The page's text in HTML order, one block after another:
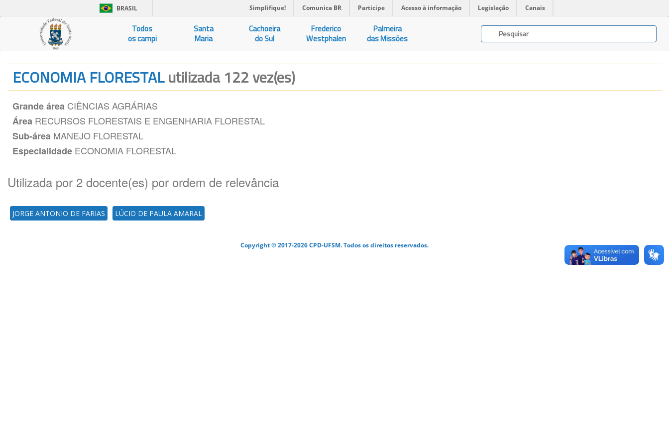
BRASIL Simplifique! Comunica BR Participe Acesso à informação Legislação Canais
Todos
os campi
Santa
Maria
Cachoeira
do Sul
Frederico
Westphalen
Palmeira
das Missões
ECONOMIA FLORESTALutilizada 122 vez(es)
Grande área CIÊNCIAS AGRÁRIAS
Área RECURSOS FLORESTAIS E ENGENHARIA FLORESTAL
Sub-área MANEJO FLORESTAL
Especialidade ECONOMIA FLORESTAL
Utilizada por 2 docente(es) por ordem de relevância
JORGE ANTONIO DE FARIAS LÚCIO DE PAULA AMARAL
Copyright © 2017-2026 CPD-UFSM. Todos os direitos reservados.